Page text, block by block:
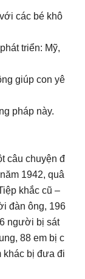
các bé khô
triển: Mỹ,
giúp con yê
pháp này.
câu chuyện đ
1942, quâ
khắc cũ –
đàn ông, 196
người bị sát
88 em bị c
khác bị đưa đi